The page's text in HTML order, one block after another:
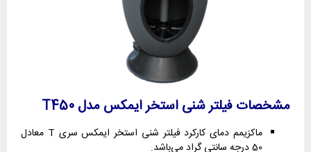
مشخصات فیلتر شنی استخر ایمکس مدل T450
ماکزیمم دمای کارکرد فیلتر شنی استخر ایمکس سری T معادل
50 درجه سانتی گراد می‌باشد.